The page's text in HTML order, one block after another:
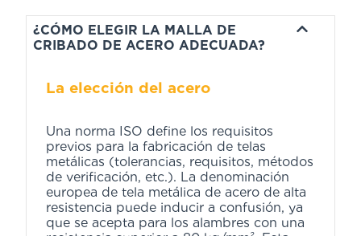
¿CÓMO ELEGIR LA MALLA DE
CRIBADO DE ACERO ADECUADA?
La elección del acero
Una norma ISO define los requisitos
previos para la fabricación de telas
metálicas (tolerancias, requisitos, métodos
de verificación, etc.). La denominación
europea de tela metálica de acero de alta
resistencia puede inducir a confusión, ya
que se acepta para los alambres con una